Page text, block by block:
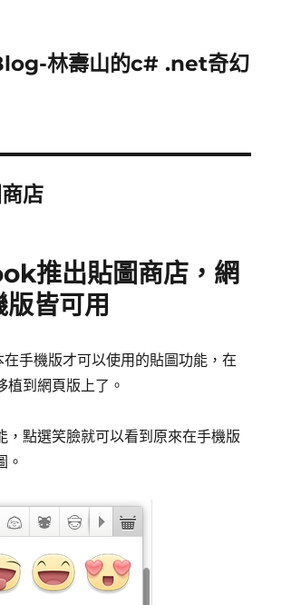
林壽山的c# .net奇幻
店
推出貼圖商店，網
皆可用
手機版才可以使用的貼圖功能，在
植到網頁版上了。
，點選笑臉就可以看到原來在手機版
。